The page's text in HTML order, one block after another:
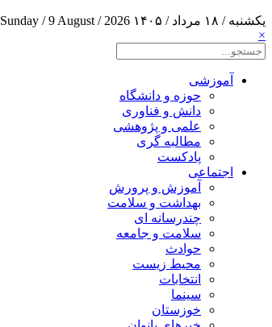
یکشنبه / ۱۸ مرداد / ۱۴۰۵
Sunday / 9 August / 2026
×
آموزشی
حوزه و دانشگاه
دانش و فناوری
علمی و پژوهشی
مطالبه گری
پادکست
اجتماعی
آموزش و پرورش
بهداشت و سلامت
چندرسانه ای
سلامت و جامعه
حوادث
محیط زیست
انتخابات
سینما
خوزستان